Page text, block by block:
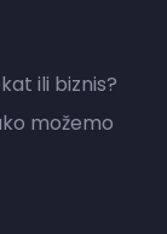
ili biznis?
možemo